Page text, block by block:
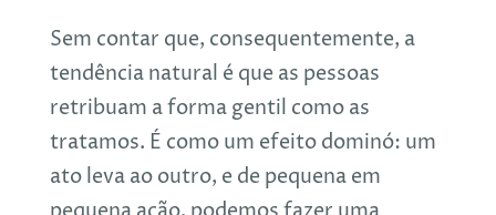
Sem contar que, consequentemente, a
tendência natural é que as pessoas
retribuam a forma gentil como as
tratamos. É como um efeito dominó: um
ato leva ao outro, e de pequena em